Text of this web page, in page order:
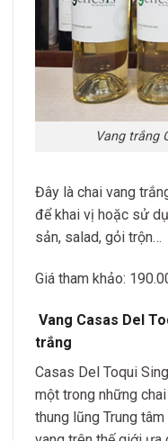
Vang trắng
Đây là chai vang
để khai vị hoặc sử
sản, salad, gỏi trộn…
Giá tham khảo:
Vang Casas Del
trắng
Casas Del Toqui
một trong những
thung lũng Trung